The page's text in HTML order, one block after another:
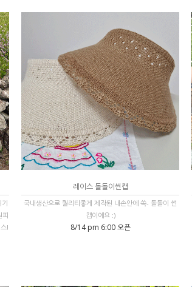
피
!
레이스 돌돌이썬캡
국내생산으로 퀄리티좋게 제작된 내손안에 쏙- 돌돌이 썬
캡이에요 :)
8/14 pm 6:00 오픈